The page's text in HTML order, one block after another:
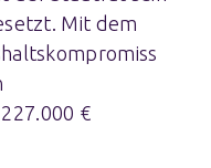
Mit dem
€